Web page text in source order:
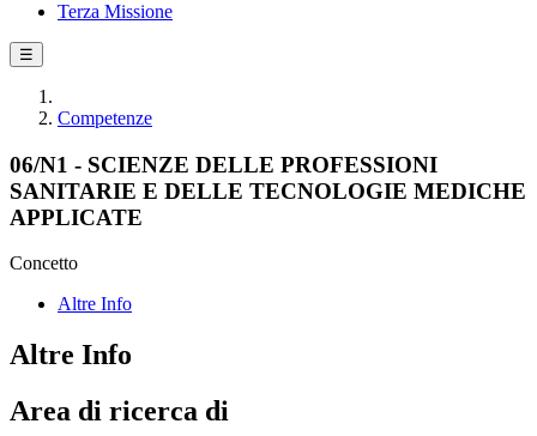
Terza Missione
☰
Competenze
06/N1 - SCIENZE DELLE PROFESSIONI
SANITARIE E DELLE TECNOLOGIE MEDICHE
APPLICATE
Concetto
Altre Info
Altre Info
Area di ricerca di